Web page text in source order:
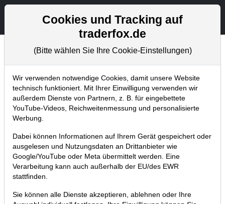
Aktien- und Artikelsuche
Tradingerfolge
Home Blog Tradingerfolge
US-Musterdepotwert Super Micro
Computer ist 40 % im Plus. Wir folgten
dem Königswellen-Signal!
25.11.2022 um 17:26 Uhr | TraderFox GmbH
Cookies und Tracking auf
traderfox.de
(Bitte wählen Sie Ihre Cookie-Einstellungen)
Wir verwenden notwendige Cookies, damit unsere Website
technisch funktioniert. Mit Ihrer Einwilligung verwenden wir
außerdem Dienste von Partnern, z. B. für eingebettete
YouTube-Videos, Reichweitenmessung und personalisierte
Werbung.
Dabei können Informationen auf Ihrem Gerät gespeichert oder
ausgelesen und Nutzungsdaten an Drittanbieter wie
Google/YouTube oder Meta übermittelt werden. Eine
Verarbeitung kann auch außerhalb der EU/des EWR
stattfinden.
Sie können alle Dienste akzeptieren, ablehnen oder Ihre